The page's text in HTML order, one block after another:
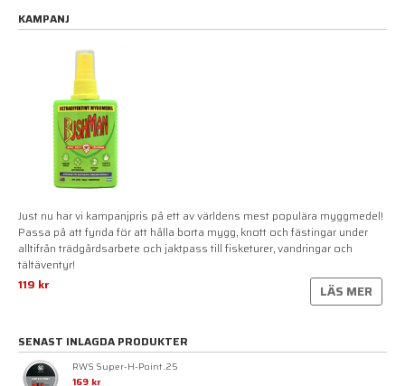
KAMPANJ
Just nu har vi kampanjpris på ett av världens mest populära myggmedel!
Passa på att fynda för att hålla borta mygg, knott och fästingar under
alltifrån trädgårdsarbete och jaktpass till fisketurer, vandringar och
tältäventyr!
119 kr
LÄS MER
SENAST INLAGDA PRODUKTER
RWS Super-H-Point .25
169 kr